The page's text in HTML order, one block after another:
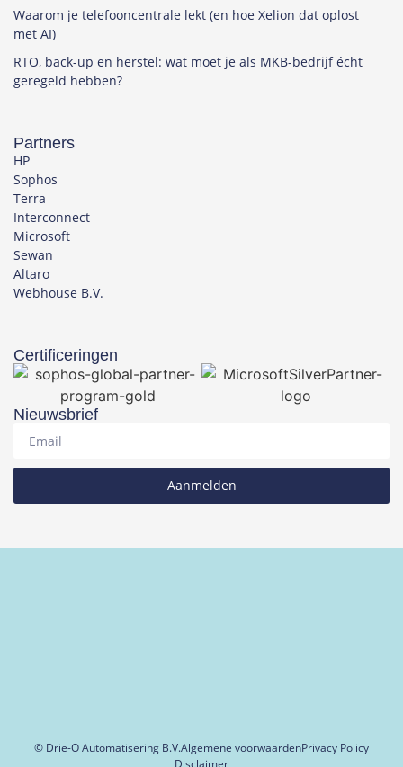
Waarom je telefooncentrale lekt (en hoe Xelion dat oplost
met AI)
RTO, back-up en herstel: wat moet je als MKB-bedrijf écht
geregeld hebben?
Partners
HP
Sophos
Terra
Interconnect
Microsoft
Sewan
Altaro
Webhouse B.V.
Certificeringen
Nieuwsbrief
Aanmelden
© Drie-O Automatisering B.V.Algemene voorwaardenPrivacy Policy
Disclaimer